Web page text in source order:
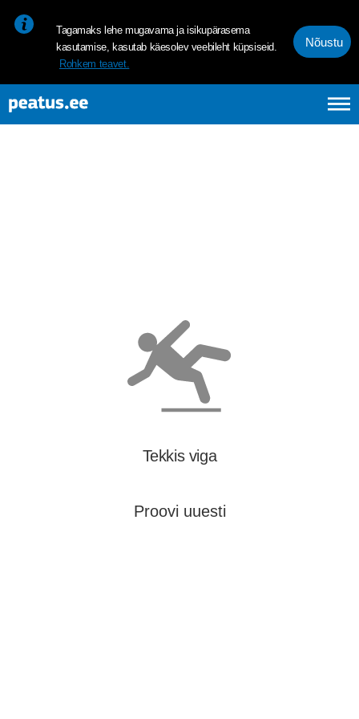
Tagamaks lehe mugavama ja isikupärasema
kasutamise, kasutab käesolev veebileht küpsiseid.
Rohkem teavet.
Nõustu
Tekkis viga
Proovi uuesti